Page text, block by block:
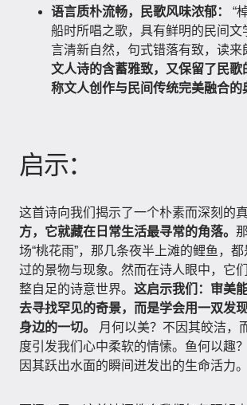
语言质朴流畅，民歌风味浓郁：
“
船时所唱之歌，具有鲜明的民间文
言清新自然，句式错落有致，读来
文人诗的含蓄雅致，又保留了民歌
称文人创作与民间传统完美融合的
启示：
这首诗向我们揭示了一个朴素而深刻的真
方，它就藏在日常生活最寻常的角落。
场“桃花雨”，那几条夜半上滩的鲤鱼，
过的景物与现象。然而在诗人眼中，它
整自足的诗意世界。 这启示我们：审美
去寻找罕见的奇景，而是学会用一双发
身边的一切。
月何以美？不因其皎洁，
度引发我们心中柔软的情愫。鱼何以趣
因其跃出水面的瞬间迸发出的生命活力。